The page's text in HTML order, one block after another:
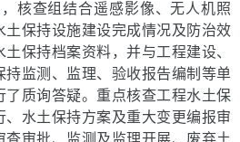
，核查组结合遥感影像、无人机照
土保持设施建设完成情况及防治效
土保持档案资料，并与工程建设、
持监测、 监理、 验收报告编制等单
了质询答疑。重点核查工程水土保
水土保持方案及重大变更编报审